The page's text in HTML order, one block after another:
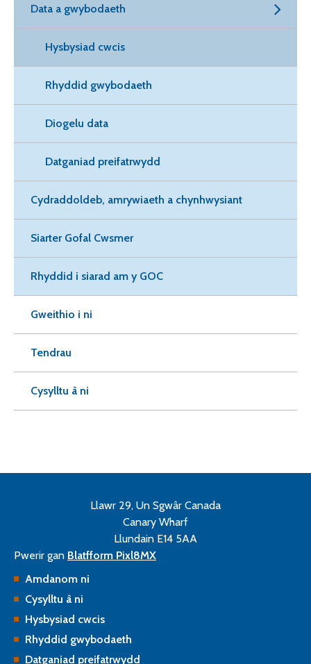
Data a gwybodaeth
Hysbysiad cwcis
Rhyddid gwybodaeth
Diogelu data
Datganiad preifatrwydd
Cydraddoldeb, amrywiaeth a chynhwysiant
Siarter Gofal Cwsmer
Rhyddid i siarad am y GOC
Gweithio i ni
Tendrau
Cysylltu â ni
Llawr 29, Un Sgwâr Canada
Canary Wharf
Llundain E14 5AA
Pwerir gan Blatfform Pixl8MX
Amdanom ni
Cysylltu â ni
Hysbysiad cwcis
Rhyddid gwybodaeth
Datganiad preifatrwydd